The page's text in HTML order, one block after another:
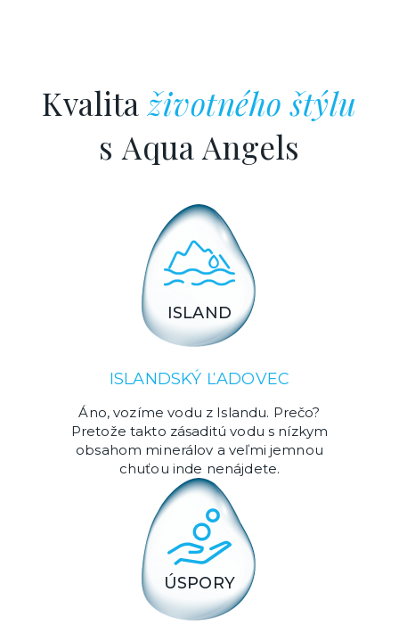
Kvalitaživotného štýlu
s Aqua Angels
ISLAND
ISLANDSKÝ ĽADOVEC
Áno, vozíme vodu z Islandu. Prečo?
Pretože takto zásaditú vodu s nízkym
obsahom minerálov a veľmi jemnou
chuťou inde nenájdete.
ÚSPORY